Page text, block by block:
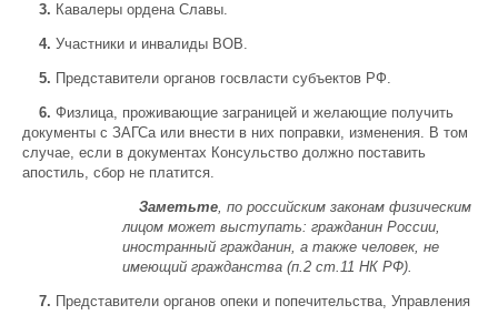
3. Кавалеры ордена Славы.
4. Участники и инвалиды ВОВ.
5. Представители органов госвласти субъектов РФ.
6. Физлица, проживающие заграницей и желающие получить
документы с ЗАГСа или внести в них поправки, изменения. В том
случае, если в документах Консульство должно поставить
апостиль, сбор не платится.
Заметьте, по российским законам физическим
лицом может выступать: гражданин России,
иностранный гражданин, а также человек, не
имеющий гражданства (п.2 ст.11 НК РФ).
7. Представители органов опеки и попечительства, Управления